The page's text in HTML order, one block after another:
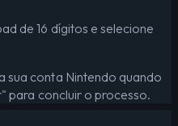
de 16 dígitos e selecione
sua conta Nintendo quando
para concluir o processo.